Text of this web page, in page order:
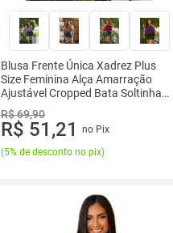
Blusa Frente Única Xadrez Plus
Size Feminina Alça Amarração
Ajustável Cropped Bata Soltinha
Festa
R$ 69,90
R$ 51,21
no Pix
(5% de desconto no pix)